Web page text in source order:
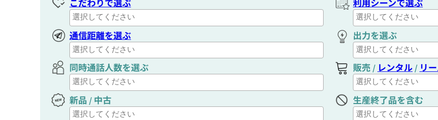
こだわりで選ぶ 利用シーンで選ぶ
通信距離を選ぶ 出力を選ぶ
同時通話人数を選ぶ 販売 / レンタル / リ
新品 / 中古 生産終了品を含む